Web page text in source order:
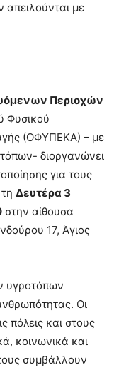
με
Περιοχών
Φυσικού
(ΟΦΥΠΕΚΑ) – με
διοργανώνει
για τους
Δευτέρα 3
στην αίθουσα
17, Άγιος
υγροτόπων
Οι
πόλεις και στους
κοινωνικά και
συμβάλλουν